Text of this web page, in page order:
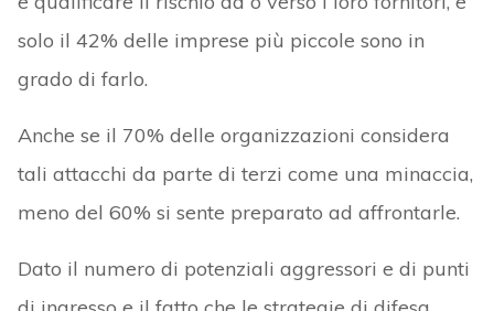
solo il 42% delle imprese più piccole sono in
grado di farlo.
Anche se il 70% delle organizzazioni considera
tali attacchi da parte di terzi come una minaccia,
meno del 60% si sente preparato ad affrontarle.
Dato il numero di potenziali aggressori e di punti